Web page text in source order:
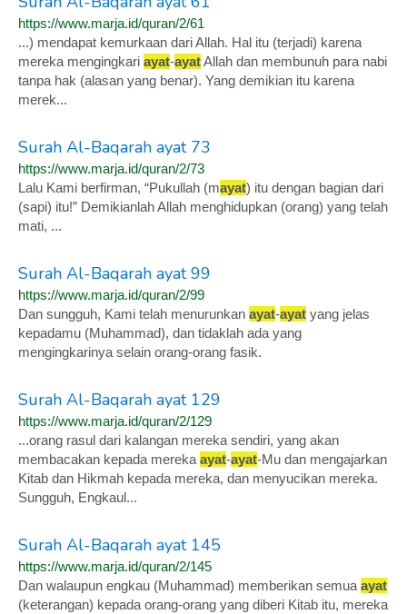
https://www.marja.id/quran/2/61
...) mendapat kemurkaan dari Allah. Hal itu (terjadi) karena
mereka mengingkari ayat-ayatAllah dan membunuh para nabi
tanpa hak (alasan yang benar). Yang demikian itu karena
merek...
Surah Al-Baqarah ayat 73
https://www.marja.id/quran/2/73
Lalu Kami berfirman, “Pukullah (mayat) itu dengan bagian dari
(sapi) itu!” Demikianlah Allah menghidupkan (orang) yang telah
mati, ...
Surah Al-Baqarah ayat 99
https://www.marja.id/quran/2/99
Dan sungguh, Kami telah menurunkan ayat-ayat yang jelas
kepadamu (Muhammad), dan tidaklah ada yang
mengingkarinya selain orang-orang fasik.
Surah Al-Baqarah ayat 129
https://www.marja.id/quran/2/129
...orang rasul dari kalangan mereka sendiri, yang akan
membacakan kepada mereka ayat-ayat-Mu dan mengajarkan
Kitab dan Hikmah kepada mereka, dan menyucikan mereka.
Sungguh, Engkaul...
Surah Al-Baqarah ayat 145
https://www.marja.id/quran/2/145
Dan walaupun engkau (Muhammad) memberikan semua ayat
(keterangan) kepada orang-orang yang diberi Kitab itu, mereka